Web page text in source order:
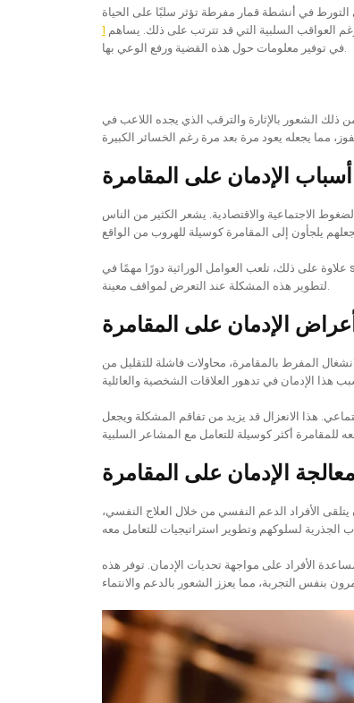
التورط في أنشطة قمار مفرطة تؤثر سلبًا على الحياة
العواقب السلبية التي قد تترتب على ذلك. يساهم
في توفير معلومات حول هذه القضية ورفع الوعي بها.
ذلك الشعور بالإثارة والترقب الذي يجده اللاعب في
أسباب الإدمان على المقامرة
الاجتماعية والاقتصادية. يشعر الكثير من الناس
علاوة على ذلك، تلعب العوامل الوراثية دورًا مهمًا في susceptibility للإدمان. تشير الأبحاث إلى أن بعض الأفراد قد يكون لديهم ميل جيني يجعلهم أكثر عرضة
لتطوير هذه المشكلة عند التعرض لمواقف معينة.
الإدمان على المقامرة
المفرط بالمقامرة، محاولات فاشلة للتقليل من
هذا الانعزال قد يزيد من تفاقم المشكلة ويجعل
الإدمان على المقامرة
الأفراد الدعم النفسي من خلال العلاج النفسي،
الأفراد على مواجهة تحديات الإدمان. توفر هذه